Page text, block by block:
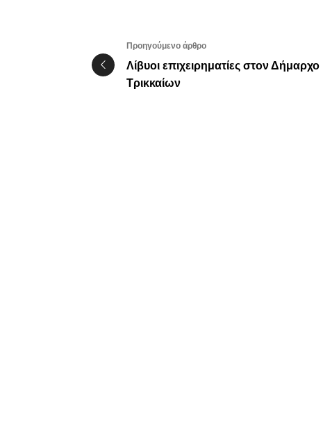
Προηγούμενο άρθρο
Λίβυοι επιχειρηματίες στον Δήμαρχο
Τρικκαίων